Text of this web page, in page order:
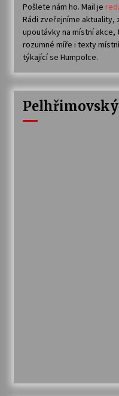
Pošlete nám ho. Mail je
Rádi zveřejníme aktuality,
upoutávky na místní akce,
rozumné míře i texty
týkající se Humpolce.